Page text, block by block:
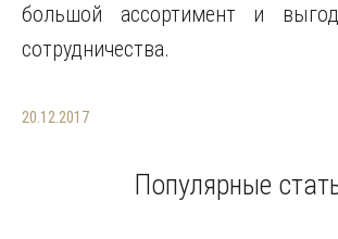
большой ассортимент и
сотрудничества.
20.12.2017
Популярные